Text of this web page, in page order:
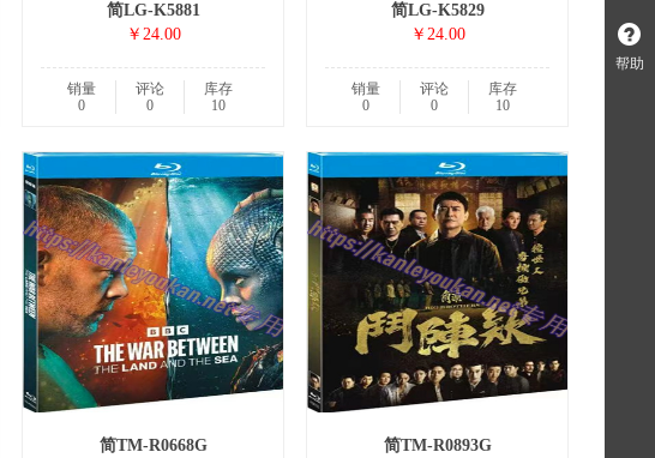
简LG-K5881
￥24.00
销量
0
评论
0
库存
10
简LG-K5829
￥24.00
销量
0
评论
0
库存
10
简TM-R0668G 简TM-R0893G
帮助